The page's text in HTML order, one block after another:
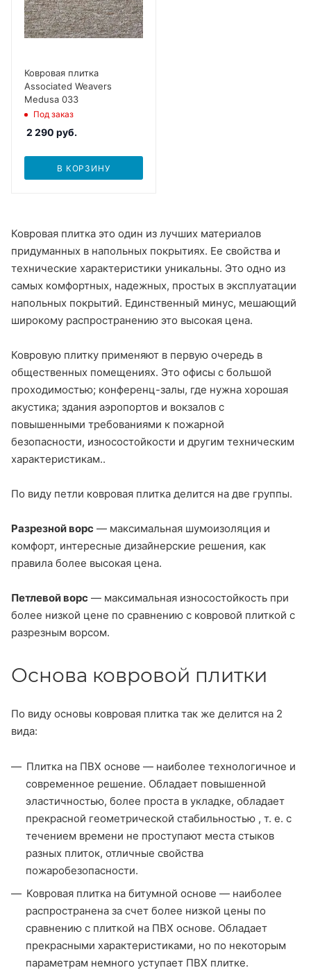
Ковровая плитка
Associated Weavers
Medusa 033
Под заказ
2 290 руб.
В КОРЗИНУ
Ковровая плитка это один из лучших материалов
придуманных в напольных покрытиях. Ее свойства и
технические характеристики уникальны. Это одно из
самых комфортных, надежных, простых в эксплуатации
напольных покрытий. Единственный минус, мешающий
широкому распространению это высокая цена.
Ковровую плитку применяют в первую очередь в
общественных помещениях. Это офисы с большой
проходимостью; конференц-залы, где нужна хорошая
акустика; здания аэропортов и вокзалов с
повышенными требованиями к пожарной
безопасности, износостойкости и другим техническим
характеристикам..
По виду петли ковровая плитка делится на две группы.
Разрезной ворс — максимальная шумоизоляция и
комфорт, интересные дизайнерские решения, как
правила более высокая цена.
Петлевой ворс — максимальная износостойкость при
более низкой цене по сравнению с ковровой плиткой с
разрезным ворсом.
Основа ковровой плитки
По виду основы ковровая плитка так же делится на 2
вида:
Плитка на ПВХ основе — наиболее технологичное и
современное решение. Обладает повышенной
эластичностью, более проста в укладке, обладает
прекрасной геометрической стабильностью , т. е. с
течением времени не проступают места стыков
разных плиток, отличные свойства
пожаробезопасности.
Ковровая плитка на битумной основе — наиболее
распространена за счет более низкой цены по
сравнению с плиткой на ПВХ основе. Обладает
прекрасными характеристиками, но по некоторым
параметрам немного уступает ПВХ плитке.